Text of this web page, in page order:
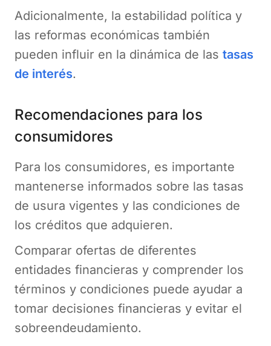
Adicionalmente, la estabilidad política y
las reformas económicas también
pueden influir en la dinámica de las tasas
de interés.
Recomendaciones para los
consumidores
Para los consumidores, es importante
mantenerse informados sobre las tasas
de usura vigentes y las condiciones de
los créditos que adquieren.
Comparar ofertas de diferentes
entidades financieras y comprender los
términos y condiciones puede ayudar a
tomar decisiones financieras y evitar el
sobreendeudamiento.